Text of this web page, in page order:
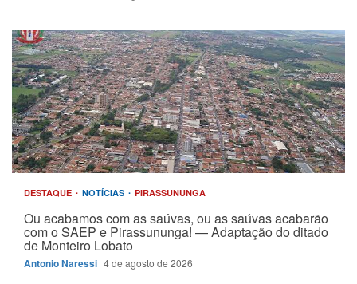
DESTAQUE NOTÍCIAS PIRASSUNUNGA
Ou acabamos com as saúvas, ou as saúvas acabarão
com o SAEP e Pirassununga! — Adaptação do ditado
de Monteiro Lobato
Antonio Naressi 4 de agosto de 2026